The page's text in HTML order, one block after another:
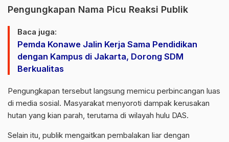
Pengungkapan Nama Picu Reaksi Publik
Baca juga:
Pemda Konawe Jalin Kerja Sama Pendidikan
dengan Kampus di Jakarta, Dorong SDM
Berkualitas
Pengungkapan tersebut langsung memicu perbincangan luas
di media sosial. Masyarakat menyoroti dampak kerusakan
hutan yang kian parah, terutama di wilayah hulu DAS.
Selain itu, publik mengaitkan pembalakan liar dengan